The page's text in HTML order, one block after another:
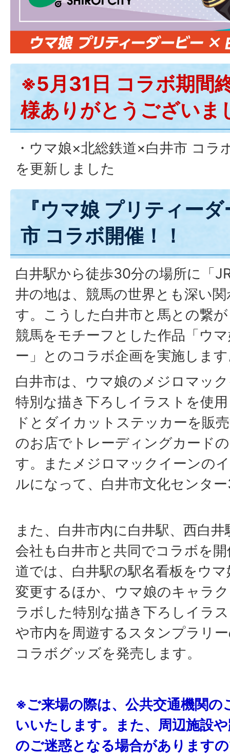
※5月31日 コラボ期間
様ありがとうございま
・ウマ娘×北総鉄道×白井市 コラ
を更新しました
『ウマ娘 プリティー
市 コラボ開催！！
白井駅から徒歩30分の場所に「
井の地は、競馬の世界とも深い
す。こうした白井市と馬との繋
競馬をモチーフとした作品「ウ
ー」とのコラボ企画を実施しま
白井市は、ウマ娘のメジロマッ
特別な描き下ろしイラストを使
ドとダイカットステッカーを販
のお店でトレーディングカード
す。またメジロマックイーンの
ルになって、白井市文化センタ
また、白井市内に白井駅、西白
会社も白井市と共同でコラボを
道では、白井駅の駅名看板をウ
変更するほか、ウマ娘のキャラ
ラボした特別な描き下ろしイラ
や市内を周遊するスタンプラリ
コラボグッズを発売します。
※ご来場の際は、公共交通機関の
いいたします。また、周辺施設
のご迷惑となる場合があります